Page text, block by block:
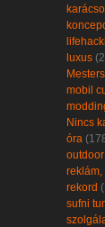
luxus
mobil
Nincs
óra
reklám,
rekord
sufni